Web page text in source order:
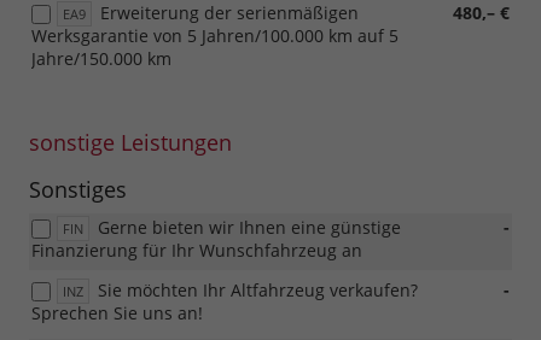
EA9 480,– €
Erweiterung der serienmäßigen
Werksgarantie von 5 Jahren/100.000 km auf 5
Jahre/150.000 km
sonstige Leistungen
Sonstiges
FIN -
Gerne bieten wir Ihnen eine günstige
Finanzierung für Ihr Wunschfahrzeug an
INZ -
Sie möchten Ihr Altfahrzeug verkaufen?
Sprechen Sie uns an!